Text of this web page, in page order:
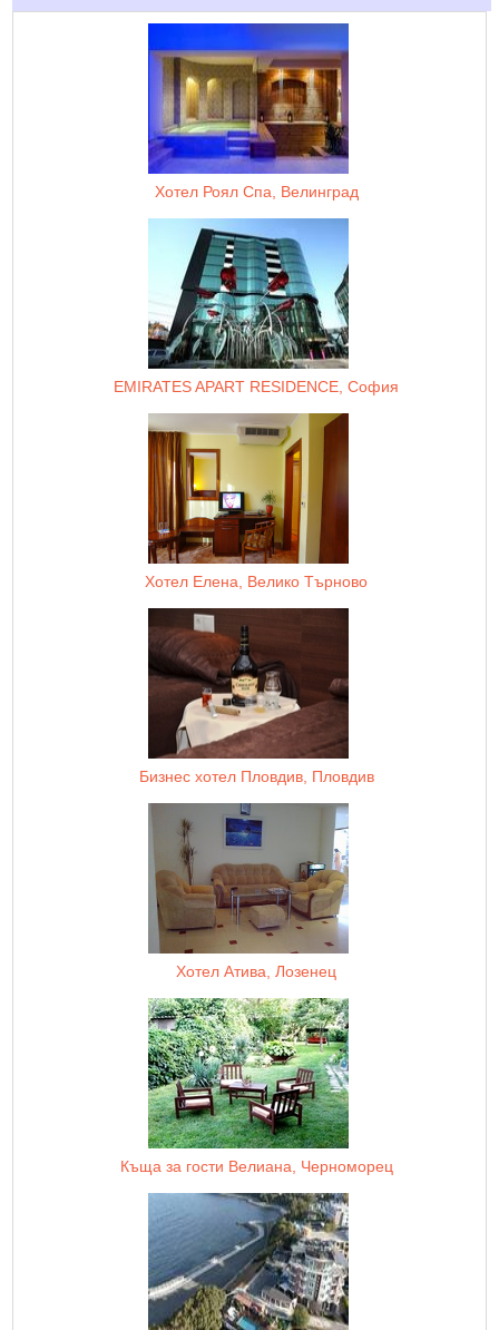
Хотел Роял Спа, Велинград
EMIRATES APART RESIDENCE, София
Хотел Елена, Велико Търново
Бизнес хотел Пловдив, Пловдив
Хотел Атива, Лозенец
Къща за гости Велиана, Черноморец